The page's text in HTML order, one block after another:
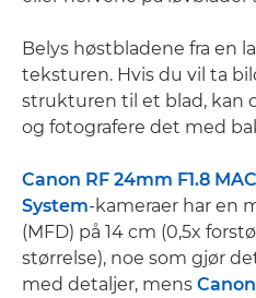
Belys høstbladene fra en
teksturen. Hvis du vil ta
strukturen til et blad, kan
og fotografere det med
Canon RF 24mm F1.8
System-kameraer har en
(MFD) på 14 cm (0,5x
størrelse), noe som gjør
med detaljer, mens